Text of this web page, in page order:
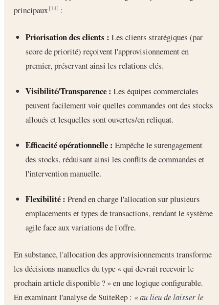
principaux[14] :
Priorisation des clients : Les clients stratégiques (par
score de priorité) reçoivent l'approvisionnement en
premier, préservant ainsi les relations clés.
Visibilité/Transparence : Les équipes commerciales
peuvent facilement voir quelles commandes ont des stocks
alloués et lesquelles sont ouvertes/en reliquat.
Efficacité opérationnelle : Empêche le surengagement
des stocks, réduisant ainsi les conflits de commandes et
l'intervention manuelle.
Flexibilité : Prend en charge l'allocation sur plusieurs
emplacements et types de transactions, rendant le système
agile face aux variations de l'offre.
En substance, l'allocation des approvisionnements transforme
les décisions manuelles du type « qui devrait recevoir le
prochain article disponible ? » en une logique configurable.
En examinant l'analyse de SuiteRep : « au lieu de laisser le